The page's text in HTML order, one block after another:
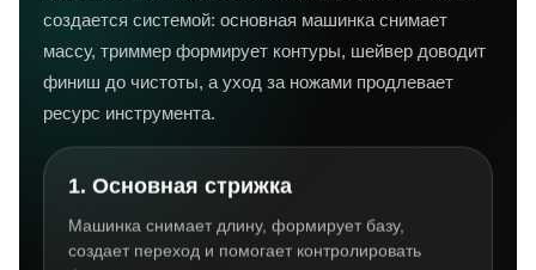
создается системой: основная машинка снимает
массу, триммер формирует контуры, шейвер доводит
финиш до чистоты, а уход за ножами продлевает
ресурс инструмента.
1. Основная стрижка
Машинка снимает длину, формирует базу,
создает переход и помогает контролировать